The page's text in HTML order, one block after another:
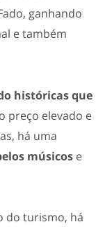
ganhando
e também
históricas que
preço elevado e
há uma
músicos e
do turismo, há